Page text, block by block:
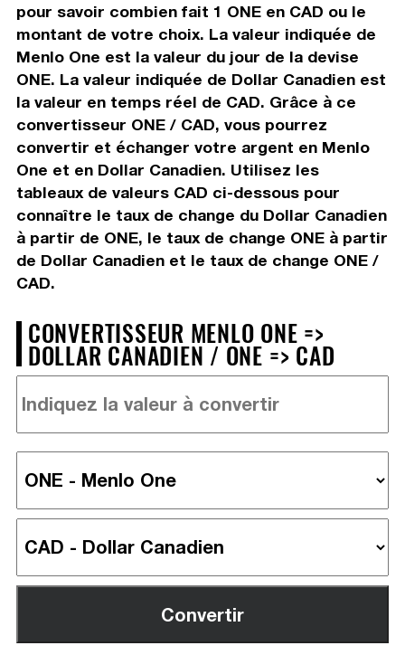
pour savoir combien fait 1 ONE en CAD ou le
montant de votre choix. La valeur indiquée de
Menlo One est la valeur du jour de la devise
ONE. La valeur indiquée de Dollar Canadien est
la valeur en temps réel de CAD. Grâce à ce
convertisseur ONE / CAD, vous pourrez
convertir et échanger votre argent en Menlo
One et en Dollar Canadien. Utilisez les
tableaux de valeurs CAD ci-dessous pour
connaître le taux de change du Dollar Canadien
à partir de ONE, le taux de change ONE à partir
de Dollar Canadien et le taux de change ONE /
CAD.
CONVERTISSEUR MENLO ONE =>
DOLLAR CANADIEN / ONE => CAD